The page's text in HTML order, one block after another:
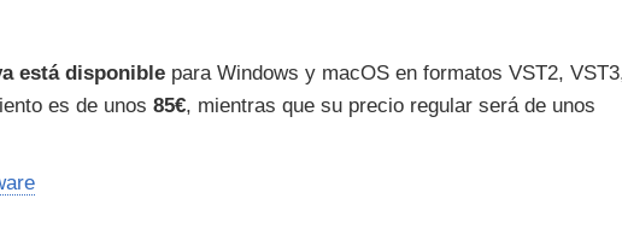
está disponible para Windows y macOS en formatos VST2,
es de unos 85€, mientras que su precio regular será de unos